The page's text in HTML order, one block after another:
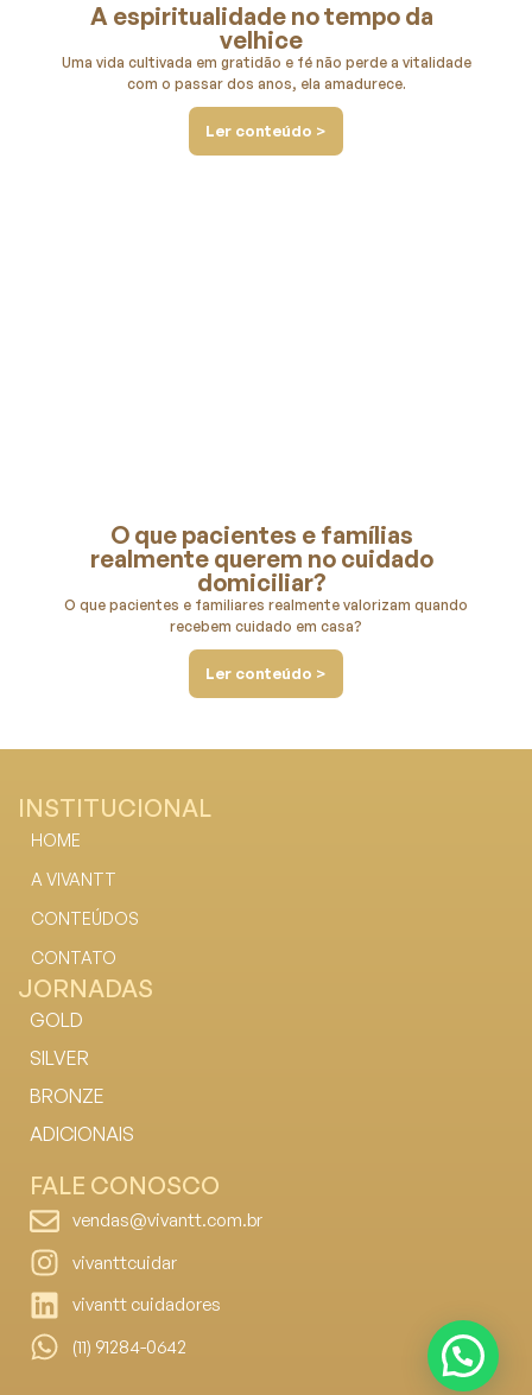
A espiritualidade no tempo da
velhice
Uma vida cultivada em gratidão e fé não perde a vitalidade
com o passar dos anos, ela amadurece.
Ler conteúdo >
O que pacientes e famílias
realmente querem no cuidado
domiciliar?
O que pacientes e familiares realmente valorizam quando
recebem cuidado em casa?
Ler conteúdo >
INSTITUCIONAL
HOME
A VIVANTT
CONTEÚDOS
CONTATO
JORNADAS
GOLD
SILVER
BRONZE
ADICIONAIS
FALE CONOSCO
vendas@vivantt.com.br
vivanttcuidar
vivantt cuidadores
(11) 91284-0642